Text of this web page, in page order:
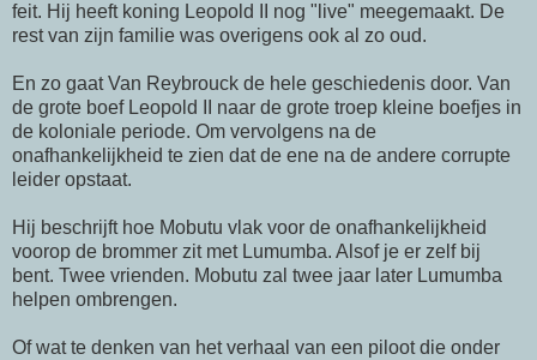
feit. Hij heeft koning Leopold II nog "live" meegemaakt. De
rest van zijn familie was overigens ook al zo oud.
En zo gaat Van Reybrouck de hele geschiedenis door. Van
de grote boef Leopold II naar de grote troep kleine boefjes in
de koloniale periode. Om vervolgens na de
onafhankelijkheid te zien dat de ene na de andere corrupte
leider opstaat.
Hij beschrijft hoe Mobutu vlak voor de onafhankelijkheid
voorop de brommer zit met Lumumba. Alsof je er zelf bij
bent. Twee vrienden. Mobutu zal twee jaar later Lumumba
helpen ombrengen.
Of wat te denken van het verhaal van een piloot die onder